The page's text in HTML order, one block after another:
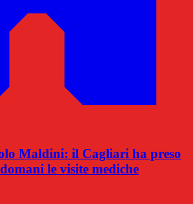
Maldini: il Cagliari ha preso
le visite mediche